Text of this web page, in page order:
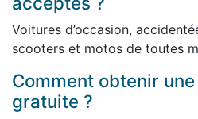
Voitures d’occasion,
scooters et motos de toutes
Comment obtenir
gratuite ?